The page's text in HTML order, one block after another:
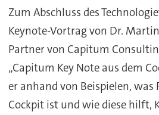
Zum Abschluss des
Keynote-Vortrag von Dr.
Partner von Capitum
„Capitum Key Note aus dem
er anhand von Beispielen,
Cockpit ist und wie diese hilft,